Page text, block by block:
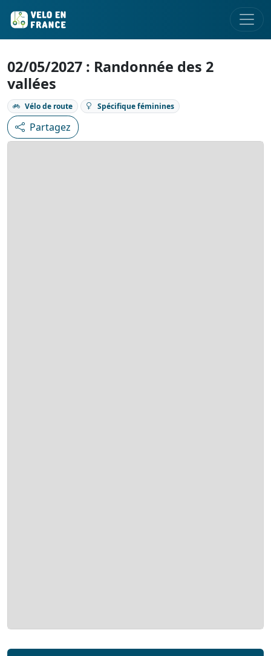
02/05/2027 : Randonnée des 2
vallées
Vélo de route Spécifique féminines
Partagez